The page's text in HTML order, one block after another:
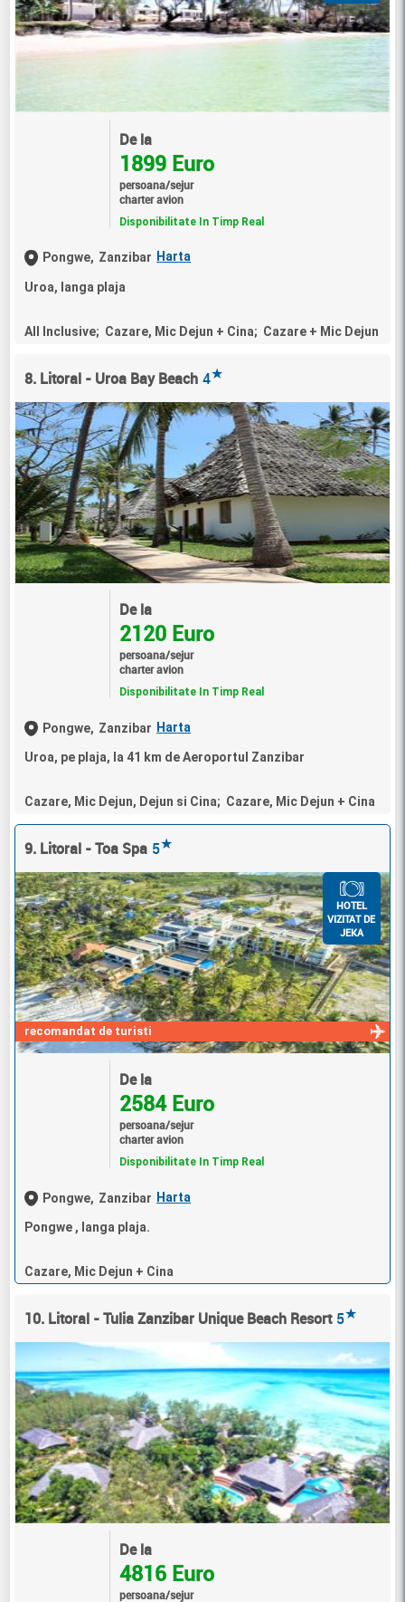
De la
1899 Euro
persoana/sejur
charter avion
Disponibilitate In Timp Real
Pongwe, Zanzibar Harta
Uroa, langa plaja
All Inclusive; Cazare, Mic Dejun + Cina; Cazare + Mic Dejun
8. Litoral - Uroa Bay Beach 4★
De la
2120 Euro
persoana/sejur
charter avion
Disponibilitate In Timp Real
Pongwe, Zanzibar Harta
Uroa, pe plaja, la 41 km de Aeroportul Zanzibar
Cazare, Mic Dejun, Dejun si Cina; Cazare, Mic Dejun + Cina
9. Litoral - Toa Spa 5★
recomandat de turisti
HOTEL
VIZITAT DE
JEKA
De la
2584 Euro
persoana/sejur
charter avion
Disponibilitate In Timp Real
Pongwe, Zanzibar Harta
Pongwe , langa plaja.
Cazare, Mic Dejun + Cina
10. Litoral - Tulia Zanzibar Unique Beach Resort 5★
De la
4816 Euro
persoana/sejur